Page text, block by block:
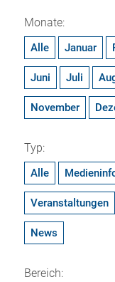
Monate:
Alle Januar
Juni Juli
November
Typ:
Alle
Veranstaltungen
News
Bereich: